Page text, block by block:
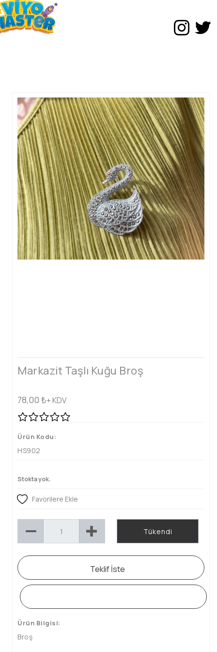
Markazit Taşlı Kuğu Broş
78,00 ₺+ KDV
Ürün Kodu:
HS902
Stokta yok.
Favorilere Ekle
Tükendi
Teklif İste
Ürün Bilgisi:
Broş